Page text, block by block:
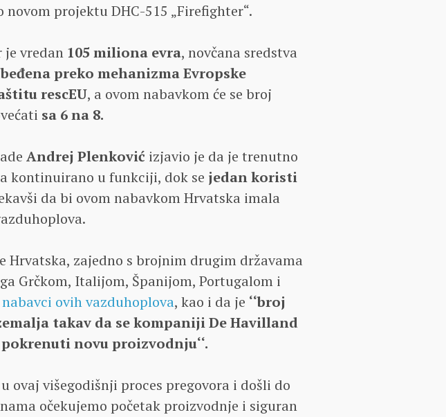
projektu DHC-515 „Firefighter“.
je vredan 105 miliona evra, novčana sredstva
preko mehanizma Evropske
rescEU, a ovom nabavkom će se broj
sa 6 na 8.
Andrej Plenković izjavio je da je trenutno
kontinuirano u funkciji, dok se jedan koristi
da bi ovom nabavkom Hrvatska imala
Hrvatska, zajedno s brojnim drugim državama
Grčkom, Italijom, Španijom, Portugalom i
ovih vazduhoplova, kao i da je ‘‘broj
takav da se kompaniji De Havilland
novu proizvodnju‘‘.
ovaj višegodišnji proces pregovora i došli do
očekujemo početak proizvodnje i siguran